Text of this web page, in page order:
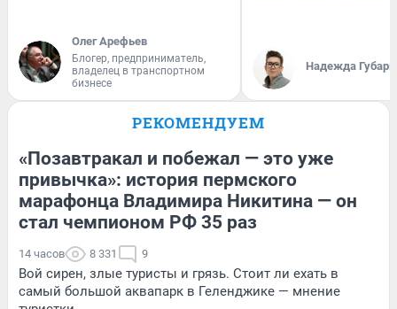
Олег Арефьев
Блогер, предприниматель,
владелец в транспортном
бизнесе
Надежда Губарь
РЕКОМЕНДУЕМ
«Позавтракал и побежал — это уже
привычка»: история пермского
марафонца Владимира Никитина — он
стал чемпионом РФ 35 раз
14 часов 8 331 9
Вой сирен, злые туристы и грязь. Стоит ли ехать в
самый большой аквапарк в Геленджике — мнение